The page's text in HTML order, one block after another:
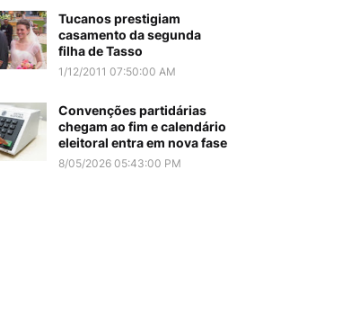
Tucanos prestigiam
casamento da segunda
filha de Tasso
1/12/2011 07:50:00 AM
Convenções partidárias
chegam ao fim e calendário
eleitoral entra em nova fase
8/05/2026 05:43:00 PM